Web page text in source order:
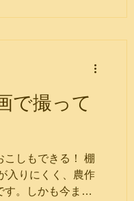
で撮って
しもできる！ 棚
入りにくく、農作
す。しかも今まで